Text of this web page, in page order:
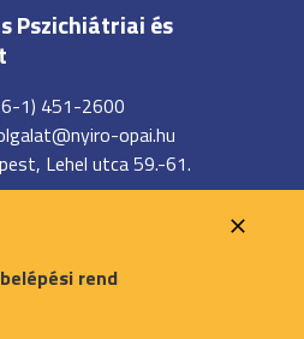
Pszichiátriai és
1) 451-2600
opai.hu
Lehel utca 59.-61.
rend